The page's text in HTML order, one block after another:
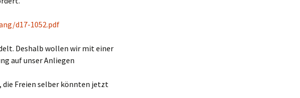
d17-1052.pdf
Deshalb wollen wir mit einer
auf unser Anliegen
die Freien selber könnten jetzt